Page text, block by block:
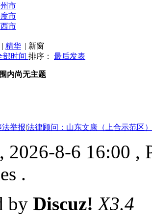
市
市
市
| 精华 | 新窗
部时间 排序： 最后发表
内尚无主题
法举报|法律顾问：山东文康（上合示范区
2026-8-6 16:00 ,
.
by Discuz! X3.4